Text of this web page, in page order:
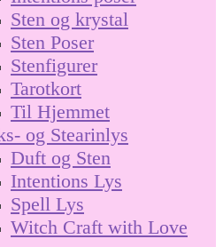
Sten og krystal
Sten Poser
Stenfigurer
Tarotkort
Til Hjemmet
og Stearinlys
Duft og Sten
Intentions Lys
Spell Lys
Witch Craft with Love